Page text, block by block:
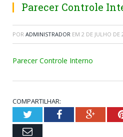
Parecer Controle
POR ADMINISTRADOR EM 2 DE JULHO DE
Parecer Controle Interno
COMPARTILHAR:
TwitterFacebook
Email